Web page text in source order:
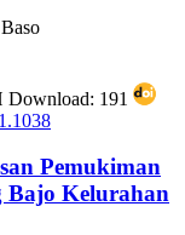
Download: 191
Pemukiman
Bajo Kelurahan